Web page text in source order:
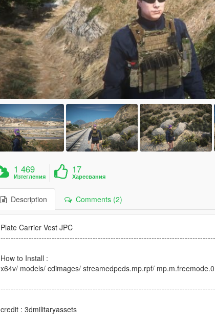
1 469
Изтегления
17
Харесвания
Description Comments (2)
Plate Carrier Vest JPC
How to Install :
x64v/ models/ cdimages/ streamedpeds.mp.rpf/
credit : 3dmilitaryassets